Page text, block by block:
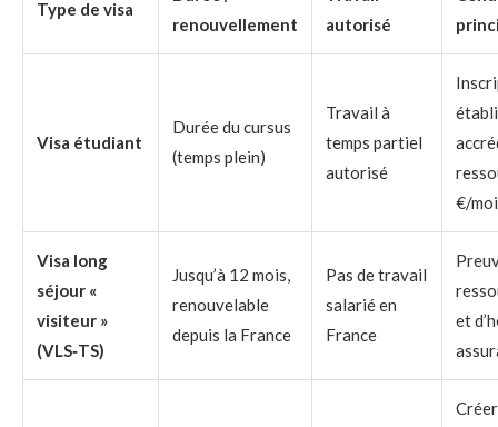
Type de visa
renouvellement
autorisé
Visa étudiant
Durée du cursus
(temps plein)
Travail à
temps partiel
autorisé
€/
Visa long
séjour «
visiteur »
(VLS‑TS)
Jusqu’à 12 mois,
renouvelable
depuis la France
Pas de travail
salarié en
France
et